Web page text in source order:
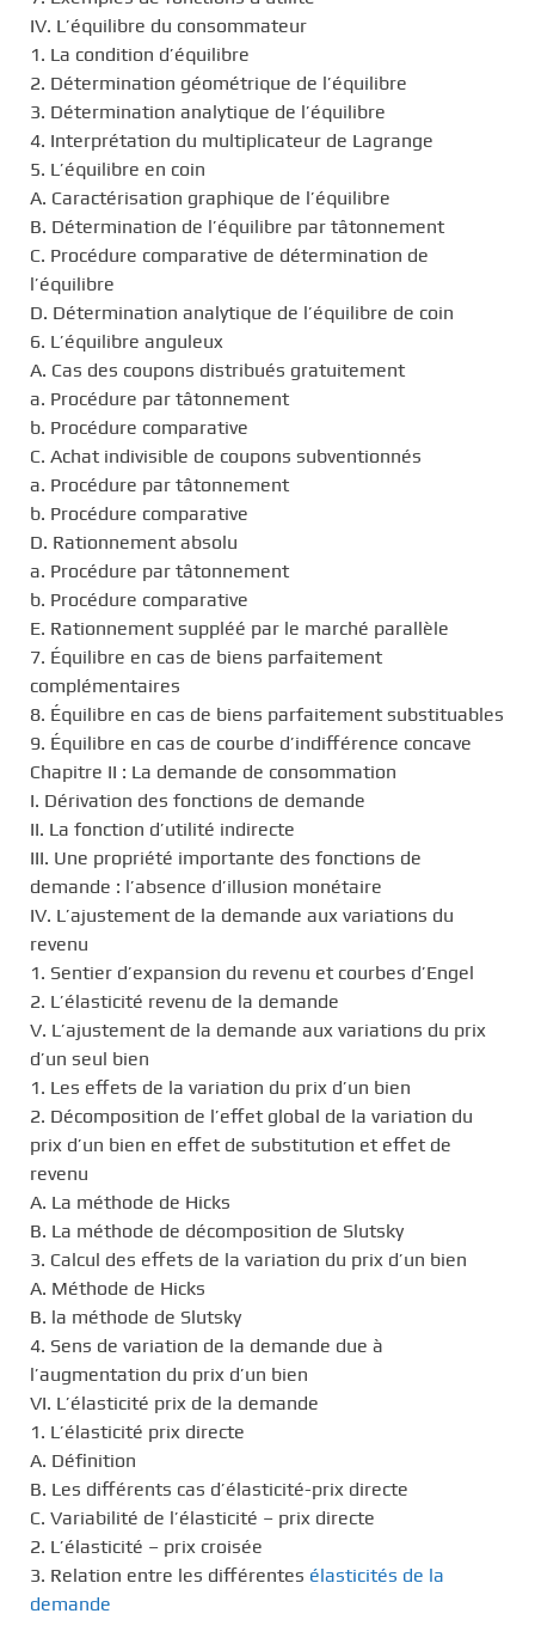
IV. L’équilibre du consommateur
1. La condition d’équilibre
2. Détermination géométrique de l’équilibre
3. Détermination analytique de l’équilibre
4. Interprétation du multiplicateur de Lagrange
5. L’équilibre en coin
A. Caractérisation graphique de l’équilibre
B. Détermination de l’équilibre par tâtonnement
C. Procédure comparative de détermination de
l’équilibre
D. Détermination analytique de l’équilibre de coin
6. L’équilibre anguleux
A. Cas des coupons distribués gratuitement
a. Procédure par tâtonnement
b. Procédure comparative
C. Achat indivisible de coupons subventionnés
a. Procédure par tâtonnement
b. Procédure comparative
D. Rationnement absolu
a. Procédure par tâtonnement
b. Procédure comparative
E. Rationnement suppléé par le marché parallèle
7. Équilibre en cas de biens parfaitement
complémentaires
8. Équilibre en cas de biens parfaitement substituables
9. Équilibre en cas de courbe d’indifférence concave
Chapitre II : La demande de consommation
I. Dérivation des fonctions de demande
II. La fonction d’utilité indirecte
III. Une propriété importante des fonctions de
demande : l’absence d’illusion monétaire
IV. L’ajustement de la demande aux variations du
revenu
1. Sentier d’expansion du revenu et courbes d’Engel
2. L’élasticité revenu de la demande
V. L’ajustement de la demande aux variations du prix
d’un seul bien
1. Les effets de la variation du prix d’un bien
2. Décomposition de l’effet global de la variation du
prix d’un bien en effet de substitution et effet de
revenu
A. La méthode de Hicks
B. La méthode de décomposition de Slutsky
3. Calcul des effets de la variation du prix d’un bien
A. Méthode de Hicks
B. la méthode de Slutsky
4. Sens de variation de la demande due à
l’augmentation du prix d’un bien
VI. L’élasticité prix de la demande
1. L’élasticité prix directe
A. Définition
B. Les différents cas d’élasticité-prix directe
C. Variabilité de l’élasticité – prix directe
2. L’élasticité – prix croisée
3. Relation entre les différentes élasticités de la
demande